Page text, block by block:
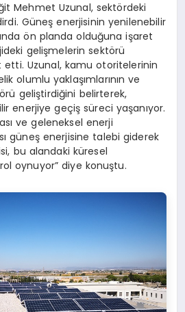
Mehmet Uzunal, sektördeki
Güneş enerjisinin yenilenebilir
ön planda olduğuna işaret
gelişmelerin sektörü
Uzunal, kamu otoritelerinin
olumlu yaklaşımlarının ve
geliştirdiğini belirterek,
enerjiye geçiş süreci yaşanıyor.
ve geleneksel enerji
güneş enerjisine talebi giderek
bu alandaki küresel
oynuyor” diye konuştu.